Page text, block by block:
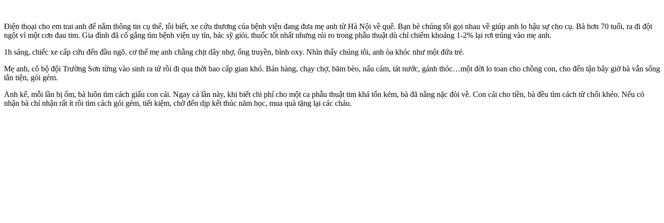
Điện thoại cho em trai anh để nắm thông tin cụ thể, tôi biết, xe cứu thương của bệnh viện đang đưa mẹ anh từ Hà Nội về quê. Bạn bè chúng tôi gọi nhau về giúp anh lo hậu sự cho cụ. Bà hơn 70 tuổi, ra đi đột
ngột vì một cơn đau tim. Gia đình đã cố gắng tìm bệnh viện uy tín, bác sỹ giỏi, thuốc tốt nhất nhưng rủi ro trong phẫu thuật dù chỉ chiếm khoảng 1-2% lại rơi trúng vào mẹ anh.
1h sáng, chiếc xe cấp cứu đến đầu ngõ. c‌ơ th‌ể mẹ anh chằng chịt dây nhợ, ống truyền, bình oxy. Nhìn thấy chúng tôi, anh òa khóc như một đứa trẻ.
Mẹ anh, cô bộ đội Trường Sơn từng vào sinh ra tử rồi đi qua thời bao cấp gian khó. Bán hàng, chạy chợ, băm bèo, nấu cám, tát nước, gánh thóc…một đời lo toan cho chồng con, cho đến tận bây giờ bà vẫn sống
tằn tiện, gói gém.
Anh kể, mỗi lần bị ốm, bà luôn tìm cách giấu con cái. Ngay cả lần này, khi biết chi phí cho một ca phẫu thuật tim khá tốn kém, bà đã nằng nặc đòi về. Con cái cho tiền, bà đều tìm cách từ chối khéo. Nếu có
nhận bà chỉ nhận rất ít rồi tìm cách gói gém, tiết kiệm, chờ đến dịp kết thúc năm học, mua quà tặng lại các cháu.